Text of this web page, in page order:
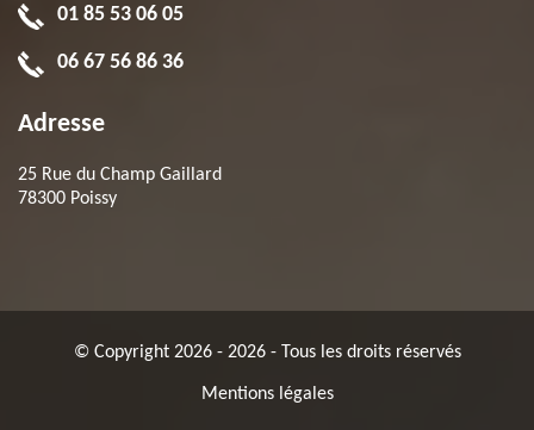
01 85 53 06 05
06 67 56 86 36
Adresse
25 Rue du Champ Gaillard
78300 Poissy
© Copyright 2026 - 2026 - Tous les droits réservés
Mentions légales